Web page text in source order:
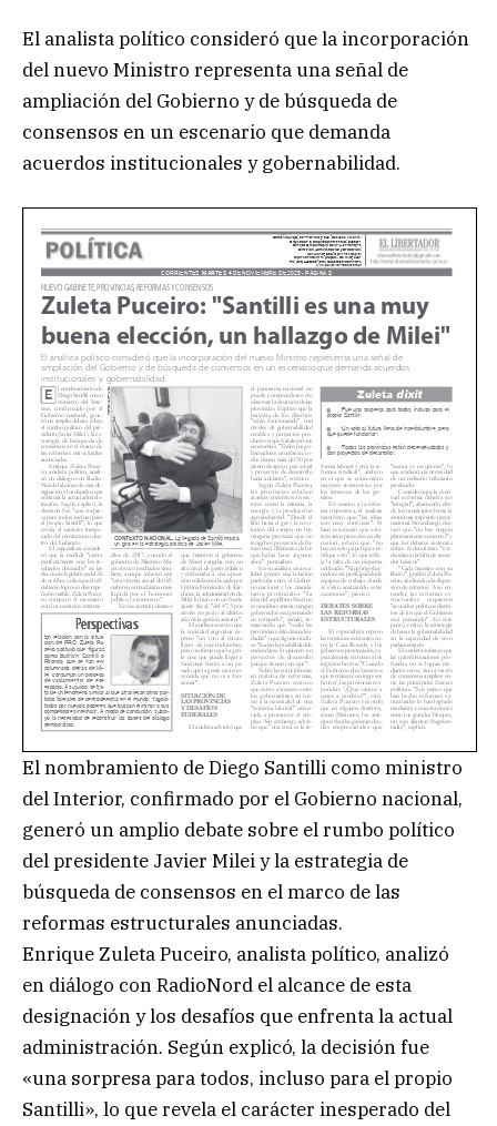
El analista político consideró que la incorporación
del nuevo Ministro representa una señal de
ampliación del Gobierno y de búsqueda de
consensos en un escenario que demanda
acuerdos institucionales y gobernabilidad.
El nombramiento de Diego Santilli como ministro
del Interior, confirmado por el Gobierno nacional,
generó un amplio debate sobre el rumbo político
del presidente Javier Milei y la estrategia de
búsqueda de consensos en el marco de las
reformas estructurales anunciadas.
Enrique Zuleta Puceiro, analista político, analizó
en diálogo con RadioNord el alcance de esta
designación y los desafíos que enfrenta la actual
administración. Según explicó, la decisión fue
«una sorpresa para todos, incluso para el propio
Santilli», lo que revela el carácter inesperado del